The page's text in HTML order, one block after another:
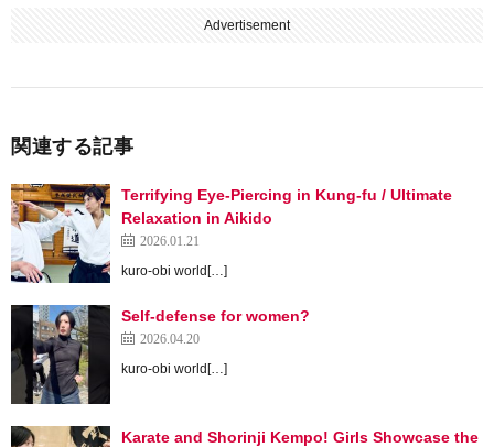
Advertisement
関連する記事
Terrifying Eye-Piercing in Kung-fu / Ultimate
Relaxation in Aikido
2026.01.21
kuro-obi world[…]
Self-defense for women?
2026.04.20
kuro-obi world[…]
Karate and Shorinji Kempo! Girls Showcase the